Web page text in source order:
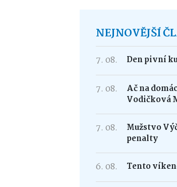
NEJNOVĚJŠÍ
7. 08. Den pivní
7. 08.
Ač na
Vodičková
7. 08.
Mužstvo
penalty
6. 08. Tento